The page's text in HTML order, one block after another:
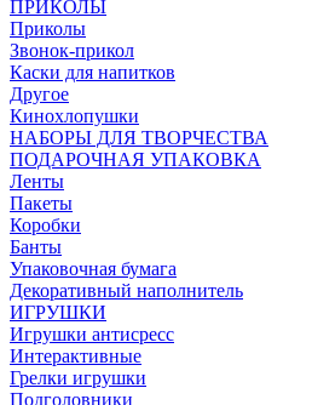
ПРИКОЛЫ
Приколы
Звонок-прикол
Каски для напитков
Другое
Кинохлопушки
НАБОРЫ ДЛЯ ТВОРЧЕСТВА
ПОДАРОЧНАЯ УПАКОВКА
Ленты
Пакеты
Коробки
Банты
Упаковочная бумага
Декоративный наполнитель
ИГРУШКИ
Игрушки антисресс
Интерактивные
Грелки игрушки
Подголовники